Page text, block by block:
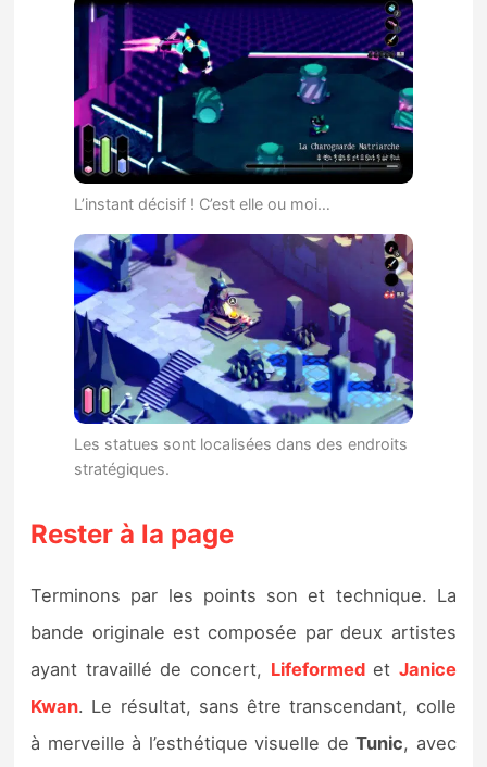
L’instant décisif ! C’est elle ou moi…
Les statues sont localisées dans des endroits
stratégiques.
Rester à la page
Terminons par les points son et technique. La
bande originale est composée par deux artistes
ayant travaillé de concert, Lifeformedet Janice
Kwan. Le résultat, sans être transcendant, colle
à merveille à l’esthétique visuelle deTunic, avec